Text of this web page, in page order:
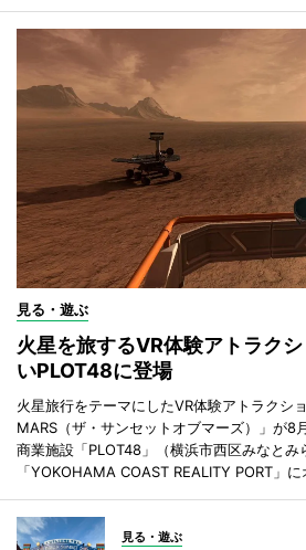
見る・遊ぶ
火星を旅するVR体験アトラク
いPLOT48に登場
火星旅行をテーマにしたVR体験アトラクシ
MARS（ザ・サンセットオブマーズ）」が8
商業施設「PLOT48」（横浜市西区みなとみ
「YOKOHAMA COAST REALITY PORT」に
見る・遊ぶ